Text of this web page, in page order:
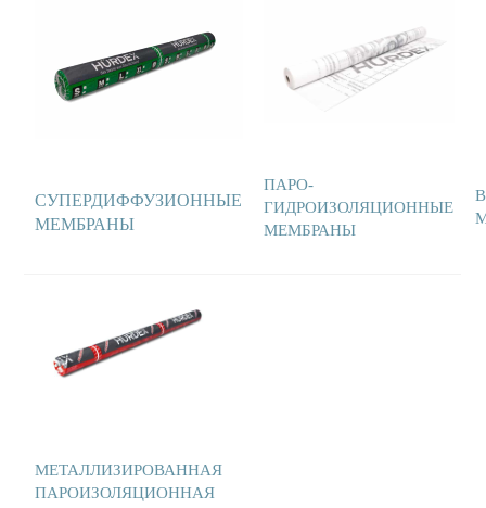
СУПЕРДИФФУЗИОННЫЕ
МЕМБРАНЫ
ПАРО-
ГИДРОИЗОЛЯЦИОННЫЕ
МЕМБРАНЫ
МЕТАЛЛИЗИРОВАННАЯ
ПАРОИЗОЛЯЦИОННАЯ